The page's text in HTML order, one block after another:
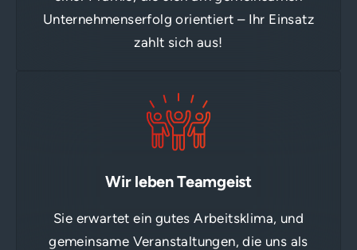
Unternehmenserfolg orientiert – Ihr Einsatz
zahlt sich aus!
Wir leben Teamgeist
Sie erwartet ein gutes Arbeitsklima, und
gemeinsame Veranstaltungen, die uns als